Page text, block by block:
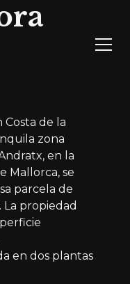
Costa de la
zona
en la
Mallorca, se
parcela de
La propiedad
en dos plantas